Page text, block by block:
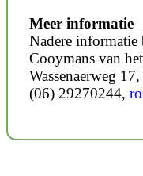
Meer informatie
Nadere
Cooymans van
Wassenaerweg
(06) 29270244,